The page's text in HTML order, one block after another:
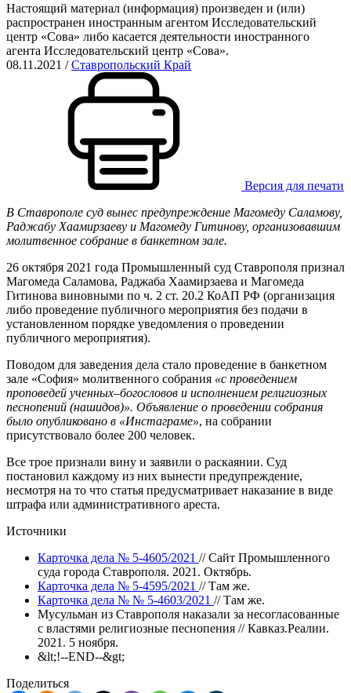
Настоящий материал (информация) произведен и (или)
распространен иностранным агентом Исследовательский
центр «Сова» либо касается деятельности иностранного
агента Исследовательский центр «Сова».
08.11.2021 /Ставропольский Край
Версия для печати
В Ставрополе суд вынес предупреждение Магомеду Саламову,
Раджабу Хаамирзаеву и Магомеду Гитинову, организовавшим
молитвенное собрание в банкетном зале.
26 октября 2021 года Промышленный суд Ставрополя признал
Магомеда Саламова, Раджаба Хаамирзаева и Магомеда
Гитинова виновными по ч. 2 ст. 20.2 КоАП РФ (организация
либо проведение публичного мероприятия без подачи в
установленном порядке уведомления о проведении
публичного мероприятия).
Поводом для заведения дела стало проведение в банкетном
зале «София» молитвенного собрания «с проведением
проповедей ученных–богословов и исполнением религиозных
песнопений (нашидов)». Объявление о проведении собрания
было опубликовано в «Инстаграме», на собрании
присутствовало более 200 человек.
Все трое признали вину и заявили о раскаянии. Суд
постановил каждому из них вынести предупреждение,
несмотря на то что статья предусматривает наказание в виде
штрафа или административного ареста.
Источники
Карточка дела № 5-4605/2021 // Сайт Промышленного
суда города Ставрополя. 2021. Октябрь.
Карточка дела № 5-4595/2021 // Там же.
Карточка дела № № 5-4603/2021 // Там же.
Мусульман из Ставрополя наказали за несогласованные
с властями религиозные песнопения // Кавказ.Реалии.
2021. 5 ноября.
&lt;!--END--&gt;
Поделиться